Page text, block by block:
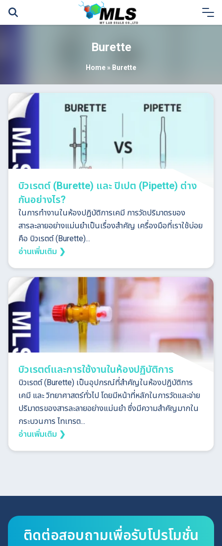
Skip
Burette
Home » Burette
บิวเรตต์ (Burette) และ ปิเปต (Pipette) ต่าง
กันอย่างไร?
ในการทำงานในห้องปฏิบัติการเคมี การวัดปริมาตรของ
สารละลายอย่างแม่นยำเป็นเรื่องสำคัญ เครื่องมือที่เราใช้บ่อย
คือ บิวเรตต์ (Burette)...
อ่านเพิ่มเติม ❯
บิวเรตต์และการใช้งานในห้องปฏิบัติการ
บิวเรตต์ (Burette) เป็นอุปกรณ์ที่สำคัญในห้องปฏิบัติการ
เคมี และ วิทยาศาสตร์ทั่วไป โดยมีหน้าที่หลักในการวัดและจ่าย
ปริมาตรของสารละลายอย่างแม่นยำ ซึ่งมีความสำคัญมากใน
กระบวนการ ไทเทรต...
อ่านเพิ่มเติม ❯
ติดต่อสอบถามเพื่อรับโปรโมชั่น